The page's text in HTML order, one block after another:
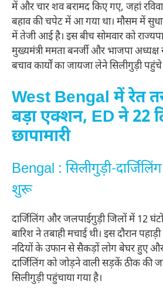
में और चार शव बरामद किए गए, जहां
बहाव की चपेट में आ गया था। मौसम में सुधार
में तेजी आई है। इस बीच सोमवार को
मुख्यमंत्री ममता बनर्जी और भाजपा अध्यक्ष
बचाव कार्यों का जायजा लेने सिलीगुड़ी
West Bengal में रेत
बड़ा एक्शन, ED ने 22
छापामारी
Bengal : सिलीगुड़ी-दार्जिलिंग
शुरू
दार्जिलिंग और जलपाईगुड़ी जिलों में 12
बारिश ने तबाही मचाई थी। इस दौरान
नदियों के उफान से सैकड़ों लोग बेघर हुए
दार्जिलिंग को जोड़ने वाली सड़कें ठीक की
सिलीगुड़ी पहुंचाया गया है।